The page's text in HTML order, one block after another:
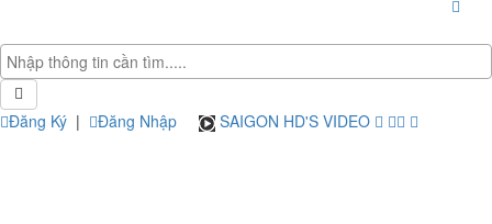
Đăng Ký | Đăng Nhập SAIGON HD'S VIDEO